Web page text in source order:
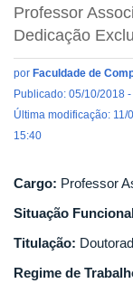
Professor
Dedicação
por Faculdade de
Publicado: 05/10/2018 -
Última modificação: 11/
15:40
Cargo: Professor
Situação
Titulação:
Regime de